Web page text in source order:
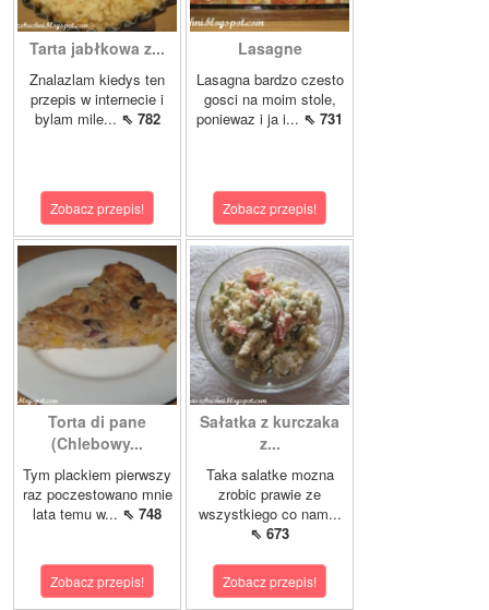
Tarta jabłkowa z...
Znalazlam kiedys ten
przepis w internecie i
bylam mile... ⇖ 782
Zobacz przepis!
Lasagne
Lasagna bardzo czesto
gosci na moim stole,
poniewaz i ja i... ⇖ 731
Zobacz przepis!
Torta di pane
(Chlebowy...
Tym plackiem pierwszy
raz poczestowano mnie
lata temu w... ⇖ 748
Zobacz przepis!
Sałatka z kurczaka
z...
Taka salatke mozna
zrobic prawie ze
wszystkiego co nam...
⇖ 673
Zobacz przepis!